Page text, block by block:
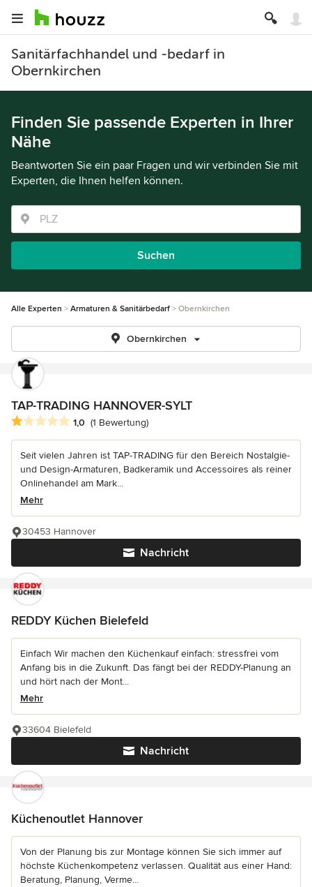
Sanitärfachhandel und -bedarf in
Obernkirchen
Finden Sie passende Experten in Ihrer
Nähe
Beantworten Sie ein paar Fragen und wir verbinden Sie mit
Experten, die Ihnen helfen können.
Suchen
Alle Experten Armaturen & Sanitärbedarf Obernkirchen
Obernkirchen
TAP-TRADING HANNOVER-SYLT
Durchschnittliche Bewertung: 1 von 5 Sternen
1,0 (1 Bewertung)
Seit vielen Jahren ist TAP-TRADING für den Bereich Nostalgie-
und Design-Armaturen, Badkeramik und Accessoires als reiner
Onlinehandel am Mark...
Mehr
Nachricht
30453 Hannover
REDDY Küchen Bielefeld
Einfach Wir machen den Küchenkauf einfach: stressfrei vom
Anfang bis in die Zukunft. Das fängt bei der REDDY-Planung an
und hört nach der Mont...
Mehr
Nachricht
33604 Bielefeld
Küchenoutlet Hannover
Von der Planung bis zur Montage können Sie sich immer auf
höchste Küchenkompetenz verlassen. Qualität aus einer Hand:
Beratung, Planung, Verme...